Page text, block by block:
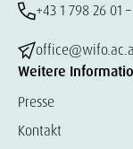
+43 1 798 26 01
Weitere
Presse
Kontakt